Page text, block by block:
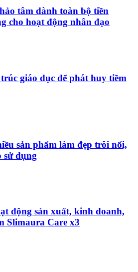
tâm dành toàn bộ tiền
cho hoạt động nhân đạo
giáo dục để phát huy tiềm
sản phẩm làm đẹp trôi nổi,
sử dụng
động sản xuất, kinh doanh,
Slimaura Care x3